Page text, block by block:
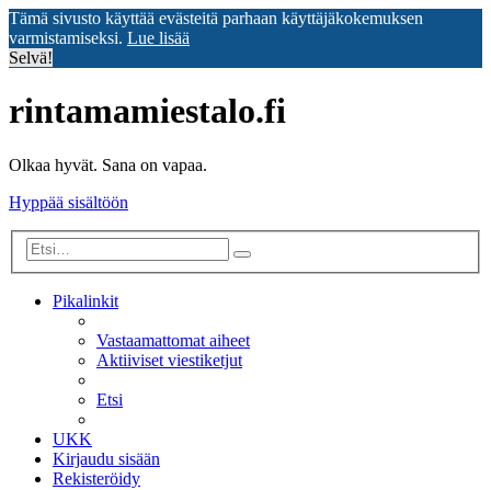
Tämä sivusto käyttää evästeitä parhaan käyttäjäkokemuksen
varmistamiseksi. Lue lisää
Selvä!
rintamamiestalo.fi
Olkaa hyvät. Sana on vapaa.
Hyppää sisältöön
Etsi
Pikalinkit
Vastaamattomat aiheet
Aktiiviset viestiketjut
Etsi
UKK
Kirjaudu sisään
Rekisteröidy